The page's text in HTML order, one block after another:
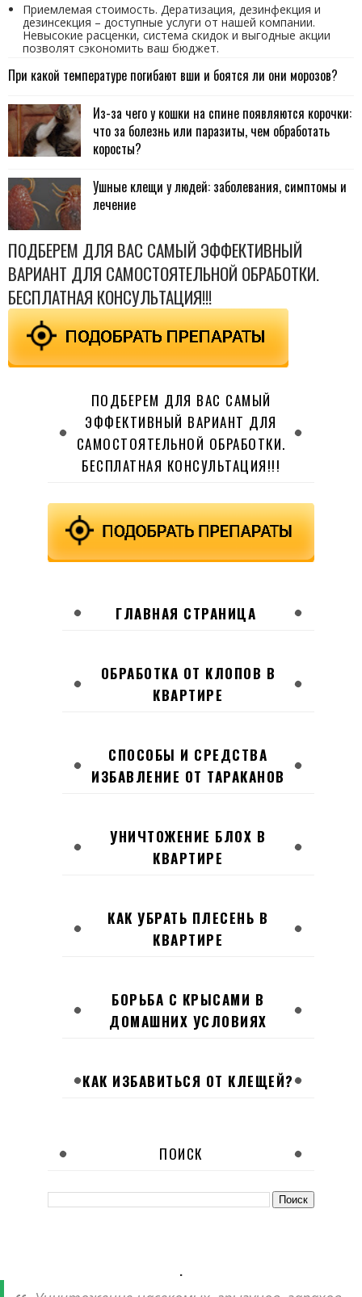
Приемлемая стоимость. Дератизация, дезинфекция и
дезинсекция – доступные услуги от нашей компании.
Невысокие расценки, система скидок и выгодные акции
позволят сэкономить ваш бюджет.
При какой температуре погибают вши и боятся ли они морозов?
Из-за чего у кошки на спине появляются корочки:
что за болезнь или паразиты, чем обработать
коросты?
Ушные клещи у людей: заболевания, симптомы и
лечение
ПОДБЕРЕМ ДЛЯ ВАС САМЫЙ ЭФФЕКТИВНЫЙ
ВАРИАНТ ДЛЯ САМОСТОЯТЕЛЬНОЙ ОБРАБОТКИ.
БЕСПЛАТНАЯ КОНСУЛЬТАЦИЯ!!!
ПОДБЕРЕМ ДЛЯ ВАС САМЫЙ
ЭФФЕКТИВНЫЙ ВАРИАНТ ДЛЯ
САМОСТОЯТЕЛЬНОЙ ОБРАБОТКИ.
БЕСПЛАТНАЯ КОНСУЛЬТАЦИЯ!!!
ГЛАВНАЯ СТРАНИЦА
ОБРАБОТКА ОТ КЛОПОВ В
КВАРТИРЕ
СПОСОБЫ И СРЕДСТВА
ИЗБАВЛЕНИЕ ОТ ТАРАКАНОВ
УНИЧТОЖЕНИЕ БЛОХ В
КВАРТИРЕ
КАК УБРАТЬ ПЛЕСЕНЬ В
КВАРТИРЕ
БОРЬБА С КРЫСАМИ В
ДОМАШНИХ УСЛОВИЯХ
КАК ИЗБАВИТЬСЯ ОТ КЛЕЩЕЙ?
ПОИСК
.